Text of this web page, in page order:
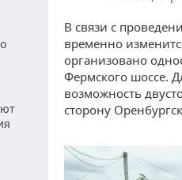
В связи с
временно
организовано
Фермского шоссе.
возможность
сторону